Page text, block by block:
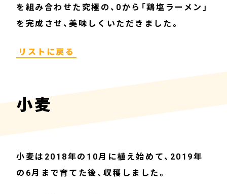
を組み合わせた究極の、0から「鶏塩ラーメン」
を完成させ、美味しくいただきました。
リストに戻る
小麦
小麦は2018年の10月に植え始めて、2019年
の6月まで育てた後、収穫しました。